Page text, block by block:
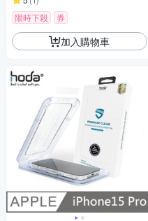
限時下殺 券
加入購物車